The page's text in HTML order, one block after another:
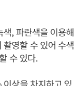
색, 파란색을 이용해
영할 수 있어 수색
수 있다.